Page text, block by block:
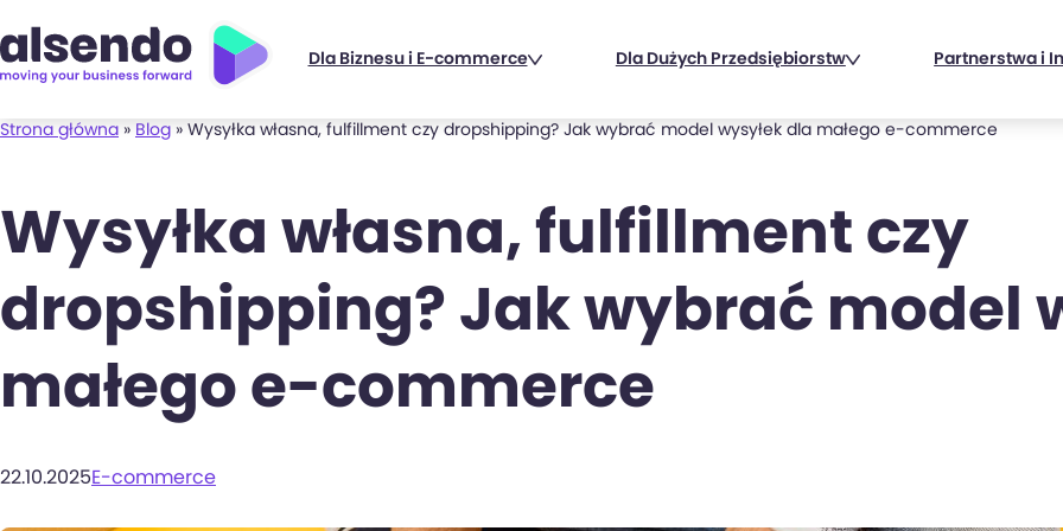
Dla Biznesu i E-commerce Dla Dużych Przedsiębiorstw Partnerstwa i
Strona główna » Blog » Wysyłka własna, fulfillment czy dropshipping? Jak wybrać model wysyłek dla małego e-commerce
Wysyłka własna, fulfillment czy
dropshipping? Jak wybrać model
małego e-commerce
22.10.2025E-commerce